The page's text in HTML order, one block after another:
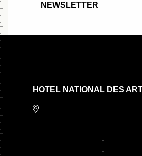
NEWSLETTER
HOTEL NATIONAL DES
-
-